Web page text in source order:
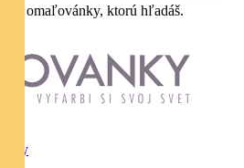
omaľovánky, ktorú hľadáš.